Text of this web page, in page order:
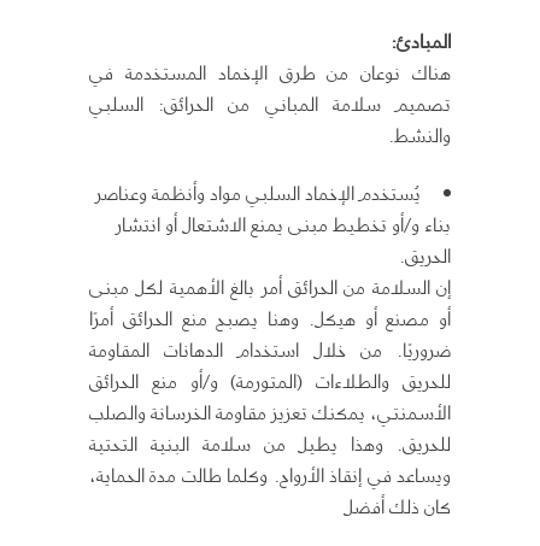
المبادئ:
هناك نوعان من طرق الإخماد المستخدمة في
تصميم سلامة المباني من الحرائق: السلبي
والنشط.
يُستخدم الإخماد السلبي مواد وأنظمة وعناصر
بناء و/أو تخطيط مبنى يمنع الاشتعال أو انتشار
الحريق.
إن السلامة من الحرائق أمر بالغ الأهمية لكل مبنى
أو مصنع أو هيكل. وهنا يصبح منع الحرائق أمرًا
ضروريًا. من خلال استخدام الدهانات المقاومة
للحريق والطلاءات (المتورمة) و/أو منع الحرائق
الأسمنتي، يمكنك تعزيز مقاومة الخرسانة والصلب
للحريق. وهذا يطيل من سلامة البنية التحتية
ويساعد في إنقاذ الأرواح. وكلما طالت مدة الحماية،
كان ذلك أفضل